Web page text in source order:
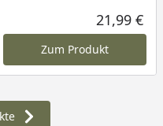
Preis 21,99 €
Zum Produkt